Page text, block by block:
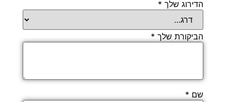
הדירוג שלך *
הביקורת שלך *
שם *